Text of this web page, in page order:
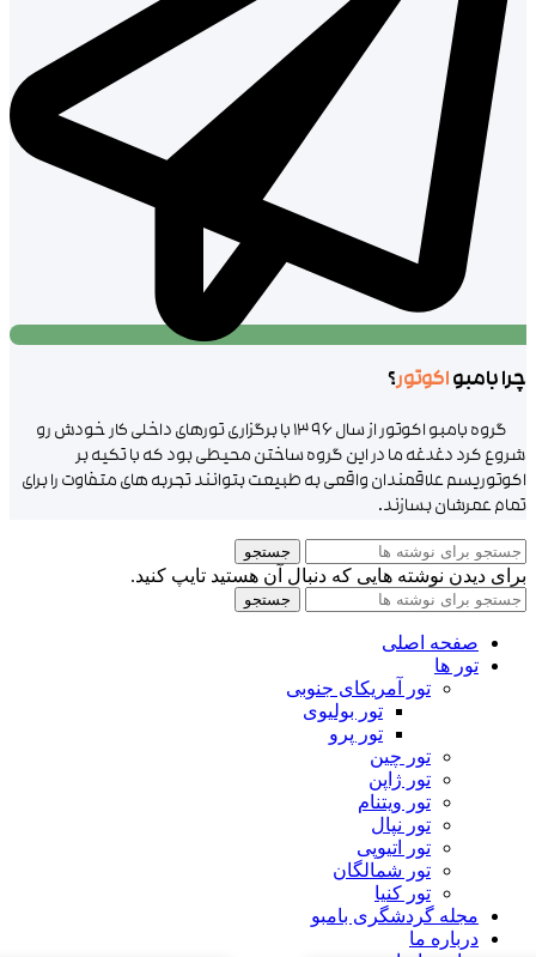
چرا بامبواکوتور؟
گروه بامبو اکوتور از سال ۱۳۹۶ با برگزاری تورهای داخلی کار خودش رو
شروع کرد دغدغه ما در این گروه ساختن محیطی بود که با تکیه بر
اکوتوریسم علاقمندان واقعی به طبیعت بتوانند تجربه های متفاوت را برای
تمام عمرشان بسازند.
جستجو
برای دیدن نوشته هایی که دنبال آن هستید تایپ کنید.
جستجو
صفحه اصلی
تور ها
تور آمریکای جنوبی
تور بولیوی
تور پرو
تور چین
تور ژاپن
تور ویتنام
تور نپال
تور اتیوپی
تور شمالگان
تور کنیا
مجله گردشگری بامبو
درباره ما